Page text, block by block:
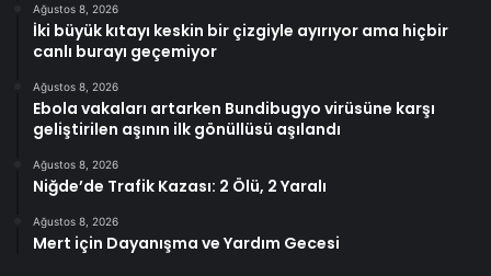
Ağustos 8, 2026
İki büyük kıtayı keskin bir çizgiyle ayırıyor ama hiçbir
canlı burayı geçemiyor
Ağustos 8, 2026
Ebola vakaları artarken Bundibugyo virüsüne karşı
geliştirilen aşının ilk gönüllüsü aşılandı
Ağustos 8, 2026
Niğde’de Trafik Kazası: 2 Ölü, 2 Yaralı
Ağustos 8, 2026
Mert için Dayanışma ve Yardım Gecesi